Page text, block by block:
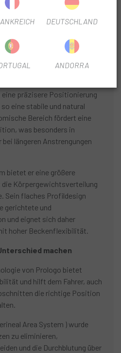
selbst auf Schotter oder
für Radfahrer, die grenzenlos
für gravel
präzisere Positionierung
eine stabile und natural
Bereich fördert eine
was besonders in
längeren Anstrengungen
bietet er eine größere
Körpergewichtsverteilung
Sein flaches Profildesign
gerichtete und
und eignet sich daher
hoher Beckenflexibilität.
machen
von Prologo bietet
und hilft dem Fahrer, auch
die richtige Position
Area System ) wurde
zu eliminieren,
und die Durchblutung über
DEUTSCHLAND
ANDORRA